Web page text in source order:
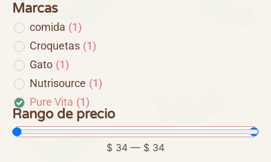
Marcas
comida (1)
Croquetas (1)
Gato (1)
Nutrisource (1)
Pure Vita (1)
Rango de precio
$ 34 — $ 34